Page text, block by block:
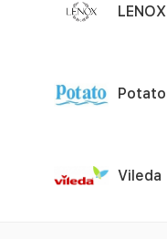
LENOX
Potato
Vileda